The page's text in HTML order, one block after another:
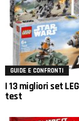
GUIDE E CONFRONTI
I 13 migliori set
test